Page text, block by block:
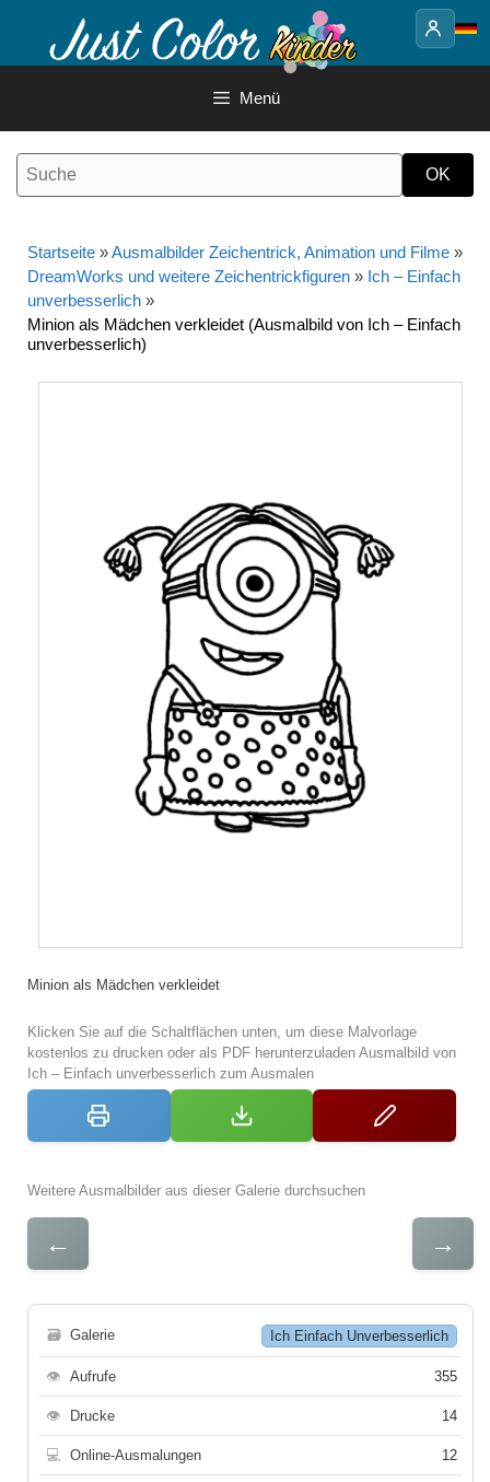
Inhalt
Menü
Startseite »Ausmalbilder Zeichentrick, Animation und Filme »
DreamWorks und weitere Zeichentrickfiguren » Ich – Einfach
unverbesserlich »
Minion als Mädchen verkleidet (Ausmalbild von Ich – Einfach
unverbesserlich)
Minion als Mädchen verkleidet
Klicken Sie auf die Schaltflächen unten, um diese Malvorlage
kostenlos zu drucken oder als PDF herunterzuladen Ausmalbild von
Ich – Einfach unverbesserlich zum Ausmalen
Weitere Ausmalbilder aus dieser Galerie durchsuchen
← →
🗃 Galerie Ich Einfach Unverbesserlich
👁 Aufrufe 355
👁 Drucke 14
💻 Online-Ausmalungen 12